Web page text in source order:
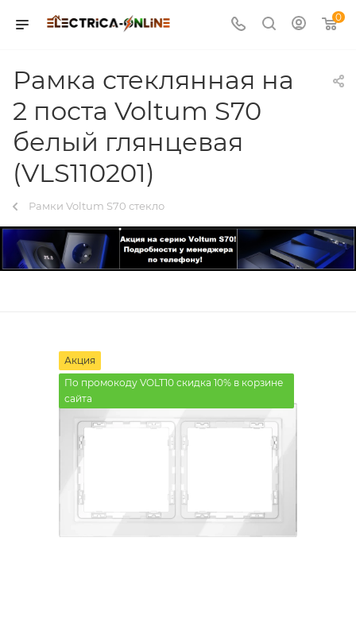
0
Рамка стеклянная на
2 поста Voltum S70
белый глянцевая
(VLS110201)
Рамки Voltum S70 стекло
Акция
По промокоду VOLT10 скидка 10% в корзине
сайта